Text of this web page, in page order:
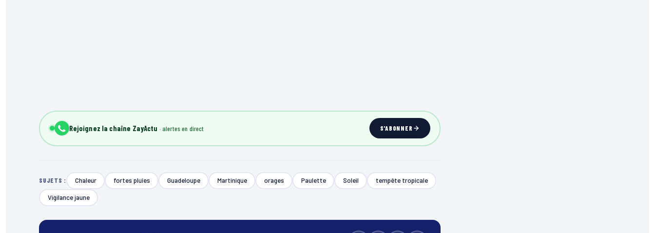
Rejoignez la chaîne ZayActu S'ABONNER
SUJETS : Chaleur fortes pluies Guadeloupe Martinique orages Paulette Soleil tempête tropicale
Vigilance jaune